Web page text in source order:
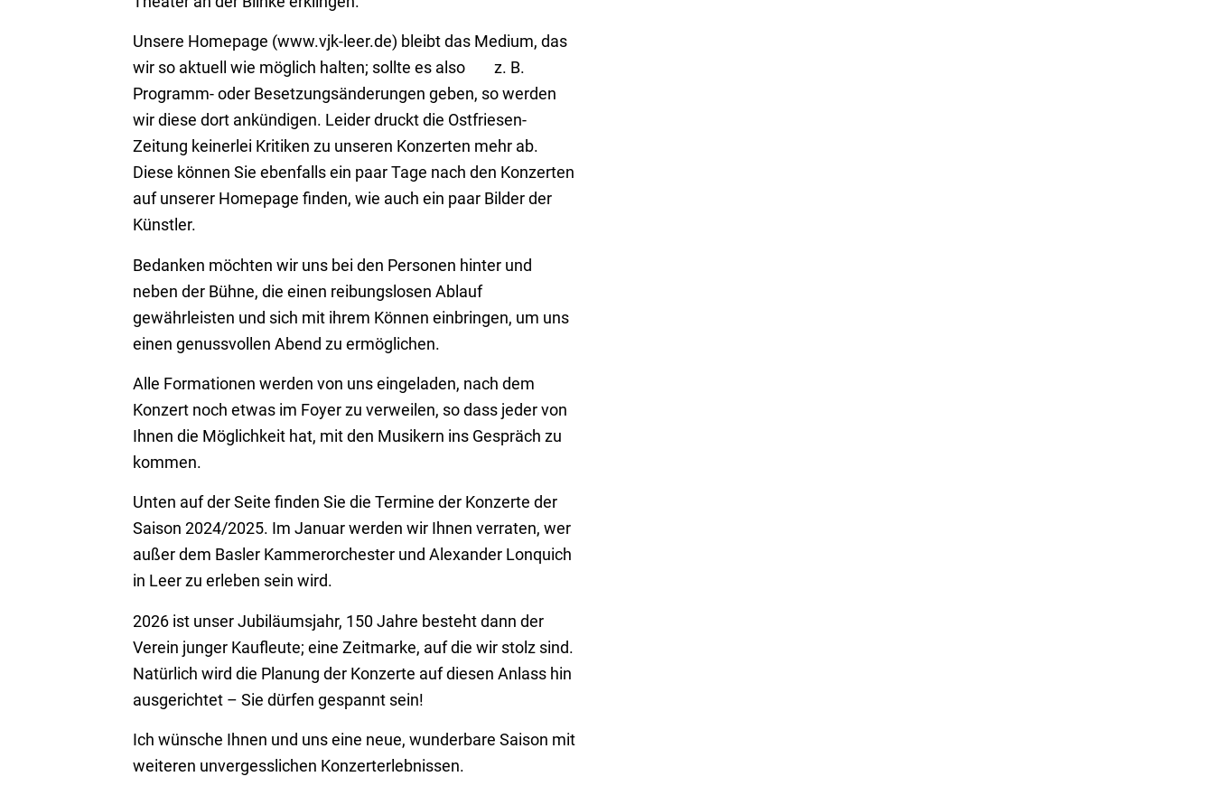
Unsere Homepage (www.vjk-leer.de) bleibt das Medium, das
wir so aktuell wie möglich halten; sollte es also
z. B.
Programm- oder Besetzungsänderungen geben, so werden
wir diese dort ankündigen. Leider druckt die Ostfriesen-
Zeitung keinerlei Kritiken zu unseren Konzerten mehr ab.
Diese können Sie ebenfalls ein paar Tage nach den Konzerten
auf unserer Homepage finden, wie auch ein paar Bilder der
Künstler.
Bedanken möchten wir uns bei den Personen hinter und
neben der Bühne, die einen reibungslosen Ablauf
gewährleisten und sich mit ihrem Können einbringen, um uns
einen genussvollen Abend zu ermöglichen.
Alle Formationen werden von uns eingeladen, nach dem
Konzert noch etwas im Foyer zu verweilen, so dass jeder von
Ihnen die Möglichkeit hat, mit den Musikern ins Gespräch zu
kommen.
Unten auf der Seite finden Sie die Termine der Konzerte der
Saison 2024/2025. Im Januar werden wir Ihnen verraten, wer
außer dem Basler Kammerorchester und Alexander Lonquich
in Leer zu erleben sein wird.
2026 ist unser Jubiläumsjahr, 150 Jahre besteht dann der
Verein junger Kaufleute; eine Zeitmarke, auf die wir stolz sind.
Natürlich wird die Planung der Konzerte auf diesen Anlass hin
ausgerichtet – Sie dürfen gespannt sein!
Ich wünsche Ihnen und uns eine neue, wunderbare Saison mit
weiteren unvergesslichen Konzerterlebnissen.